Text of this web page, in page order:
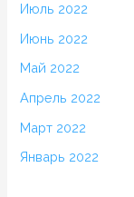
Июль 2022
Июнь 2022
Май 2022
Апрель 2022
Март 2022
Январь 2022